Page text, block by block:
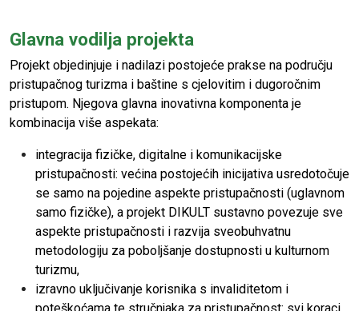
Glavna vodilja projekta
Projekt objedinjuje i nadilazi postojeće prakse na području
pristupačnog turizma i baštine s cjelovitim i dugoročnim
pristupom. Njegova glavna inovativna komponenta je
kombinacija više aspekata:
integracija fizičke, digitalne i komunikacijske
pristupačnosti: većina postojećih inicijativa usredotočuje
se samo na pojedine aspekte pristupačnosti (uglavnom
samo fizičke), a projekt DIKULT sustavno povezuje sve
aspekte pristupačnosti i razvija sveobuhvatnu
metodologiju za poboljšanje dostupnosti u kulturnom
turizmu,
izravno uključivanje korisnika s invaliditetom i